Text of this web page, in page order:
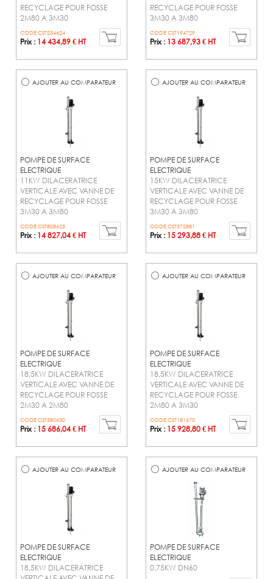
RECYCLAGE POUR FOSSE
2M80 A 3M30
CODE CST234624
Prix : 14 434,89 € HT
RECYCLAGE POUR FOSSE
3M30 A 3M80
CODE CST194729
Prix : 13 687,93 € HT
AJOUTER AU COMPARATEUR
POMPE DE SURFACE
ELECTRIQUE
11KW DILACERATRICE
VERTICALE AVEC VANNE DE
RECYCLAGE POUR FOSSE
3M30 A 3M80
CODE CST808623
Prix : 14 827,04 € HT
AJOUTER AU COMPARATEUR
POMPE DE SURFACE
ELECTRIQUE
15KW DILACERATRICE
VERTICALE AVEC VANNE DE
RECYCLAGE POUR FOSSE
3M30 A 3M80
CODE CST572881
Prix : 15 293,88 € HT
AJOUTER AU COMPARATEUR
POMPE DE SURFACE
ELECTRIQUE
18,5KW DILACERATRICE
VERTICALE AVEC VANNE DE
RECYCLAGE POUR FOSSE
2M30 A 2M80
CODE CST580630
Prix : 15 686,04 € HT
AJOUTER AU COMPARATEUR
POMPE DE SURFACE
ELECTRIQUE
18,5KW DILACERATRICE
VERTICALE AVEC VANNE DE
RECYCLAGE POUR FOSSE
2M80 A 3M30
CODE CST181670
Prix : 15 928,80 € HT
AJOUTER AU COMPARATEUR
POMPE DE SURFACE
ELECTRIQUE
18,5KW DILACERATRICE
AJOUTER AU COMPARATEUR
POMPE DE SURFACE
ELECTRIQUE
0,75KW DN60